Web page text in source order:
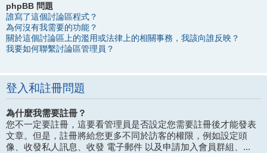
phpBB 問題
誰寫了這個討論區程式？
為何沒有我需要的功能？
關於這個討論區上的濫用或法律上的相關事務，我該向誰反映？
我要如何聯繫討論區管理員？
登入和註冊問題
為什麼我需要註冊？
您不一定要註冊，這要看管理員是否設定您需要註冊後才能發表
文章。但是，註冊將給您更多不同於訪客的權限，例如設定頭
像、收發私人訊息、收發 電子郵件 以及申請加入會員群組、...